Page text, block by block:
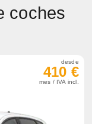
coches
desde
410 €
mes / IVA incl.